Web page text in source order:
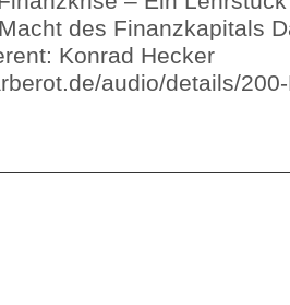
des Finanzkapitals
Konrad Hecker
audio/details/